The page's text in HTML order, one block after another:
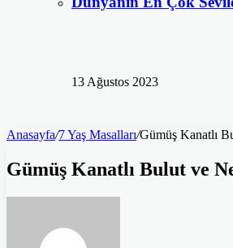
13 Ağustos 2023
Anasayfa/7 Yaş Masalları/Gümüş Kanatlı
Gümüş Kanatlı Bulut ve